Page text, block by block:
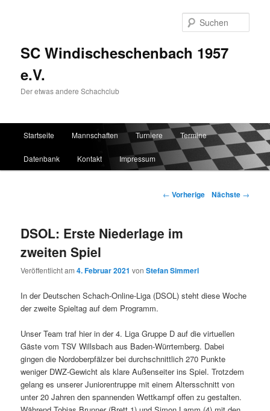
SC Windischeschenbach 1957
e.V.
Der etwas andere Schachclub
Zum Inhalt wechseln
Zum sekundären Inhalt wechseln
Startseite Mannschaften Turniere Termine
Datenbank Kontakt Impressum
Artikelnavigation
← Vorherige Nächste →
DSOL: Erste Niederlage im
zweiten Spiel
Veröffentlicht am4. Februar 2021 vonStefan Simmerl
In der Deutschen Schach-Online-Liga (DSOL) steht diese Woche
der zweite Spieltag auf dem Programm.
Unser Team traf hier in der 4. Liga Gruppe D auf die virtuellen
Gäste vom TSV Willsbach aus Baden-Würrtemberg. Dabei
gingen die Nordoberpfälzer bei durchschnittlich 270 Punkte
weniger DWZ-Gewicht als klare Außenseiter ins Spiel. Trotzdem
gelang es unserer Juniorentruppe mit einem Altersschnitt von
unter 20 Jahren den spannenden Wettkampf offen zu gestalten.